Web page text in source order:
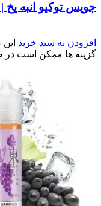
جویس توکیو انبه یخ | TOKYO ICED MANGO JUICE
افزودن به سبد خرید
گزینه ها ممکن است